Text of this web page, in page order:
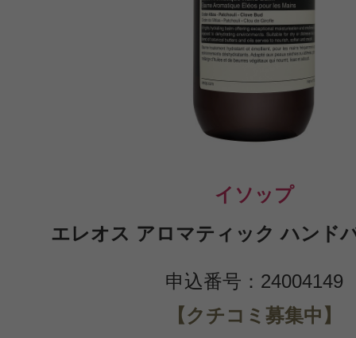
イソップ
エレオス アロマティック ハンド
申込番号：24004149
【クチコミ募集中】